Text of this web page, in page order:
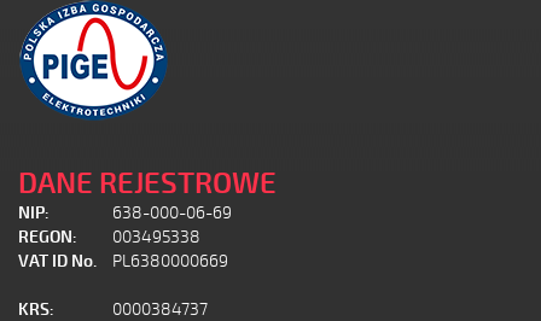
DANE REJESTROWE
NIP:
638-000-06-69
REGON:
003495338
VAT ID No.
PL6380000669
KRS:
0000384737